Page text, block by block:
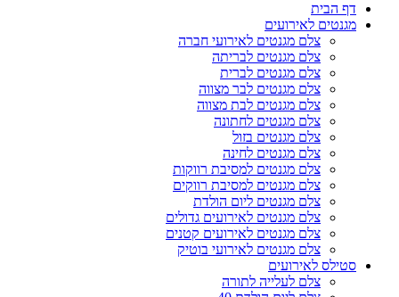
דף הבית
מגנטים לאירועים
צלם מגנטים לאירועי חברה
צלם מגנטים לבריתה
צלם מגנטים לברית
צלם מגנטים לבר מצווה
צלם מגנטים לבת מצווה
צלם מגנטים לחתונה
צלם מגנטים בזול
צלם מגנטים לחינה
צלם מגנטים למסיבת רווקות
צלם מגנטים למסיבת רווקים
צלם מגנטים ליום הולדת
צלם מגנטים לאירועים גדולים
צלם מגנטים לאירועים קטנים
צלם מגנטים לאירועי בוטיק
סטילס לאירועים
צלם לעלייה לתורה